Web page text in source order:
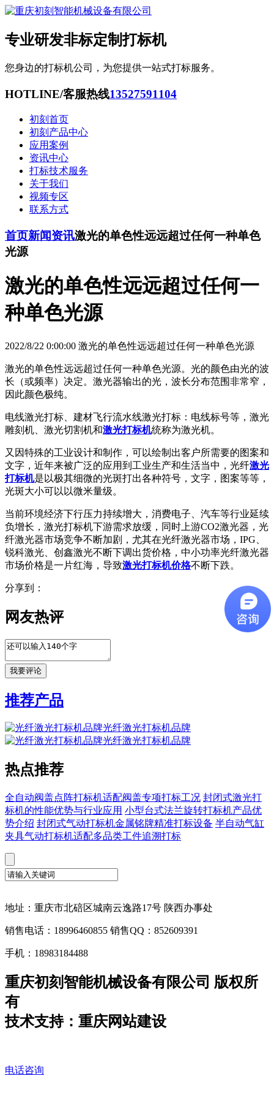
专业研发非标定制打标机
您身边的打标机公司，为您提供一站式打标服务。
HOTLINE/客服热线13527591104
初刻首页
初刻产品中心
应用案例
资讯中心
打标技术服务
关于我们
视频专区
联系方式
首页新闻资讯激光的单色性远远超过任何一种单色
光源
激光的单色性远远超过任何一
种单色光源
2022/8/22 0:00:00 激光的单色性远远超过任何一种单色光源
激光的单色性远远超过任何一种单色光源。光的颜色由光的波
长（或频率）决定。激光器输出的光，波长分布范围非常窄，
因此颜色极纯。
电线激光打标、建材飞行流水线激光打标：电线标号等，激光
雕刻机、激光切割机和激光打标机统称为激光机。
又因特殊的工业设计和制作，可以绘制出客户所需要的图案和
文字，近年来被广泛的应用到工业生产和生活当中，光纤激光
打标机是以极其细微的光斑打出各种符号，文字，图案等等，
光斑大小可以以微米量级。
当前环境经济下行压力持续增大，消费电子、汽车等行业延续
负增长，激光打标机下游需求放缓，同时上游CO2激光器，光
纤激光器市场竞争不断加剧，尤其在光纤激光器市场，IPG、
锐科激光、创鑫激光不断下调出货价格，中小功率光纤激光器
市场价格是一片红海，导致激光打标机价格不断下跌。
分享到：
网友热评
推荐产品
光纤激光打标机品牌
光纤激光打标机品牌
热点推荐
全自动阀盖点阵打标机适配阀盖专项打标工况 封闭式激光打
标机的性能优势与行业应用 小型台式法兰旋转打标机产品优
势介绍 封闭式气动打标机金属铭牌精准打标设备 半自动气缸
夹具气动打标机适配多品类工件追溯打标
地址：重庆市北碚区城南云逸路17号 陕西办事处
销售电话：18996460855 销售QQ：852609391
手机：18983184488
重庆初刻智能机械设备有限公司 版权所
有
技术支持：重庆网站建设
电话咨询